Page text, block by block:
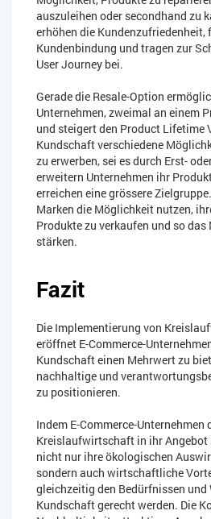
auszuleihen oder secondhand zu
erhöhen die Kundenzufriedenheit,
Kundenbindung und tragen zur
User Journey bei.
Gerade die Resale-Option
Unternehmen, zweimal an einem
und steigert den Product Lifetime
Kundschaft verschiedene
zu erwerben, sei es durch Erst-
erweitern Unternehmen ihr
erreichen eine grössere
Marken die Möglichkeit nutzen,
Produkte zu verkaufen und so
stärken.
Fazit
Die Implementierung von
eröffnet E-Commerce-
Kundschaft einen Mehrwert zu
nachhaltige und
zu positionieren.
Indem E-Commerce-Unternehmen
Kreislaufwirtschaft in ihr Angebot
nicht nur ihre ökologischen
sondern auch wirtschaftliche
gleichzeitig den Bedürfnissen und
Kundschaft gerecht werden. Die